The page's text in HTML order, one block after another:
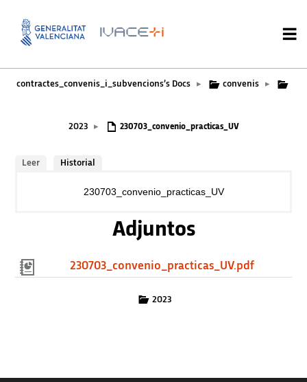
contractes_convenis_i_subvencions’s Docs ▸ convenis ▸
2023 ▸ 230703_convenio_practicas_UV
Leer Historial
230703_convenio_practicas_UV
Adjuntos
230703_convenio_practicas_UV.pdf
2023